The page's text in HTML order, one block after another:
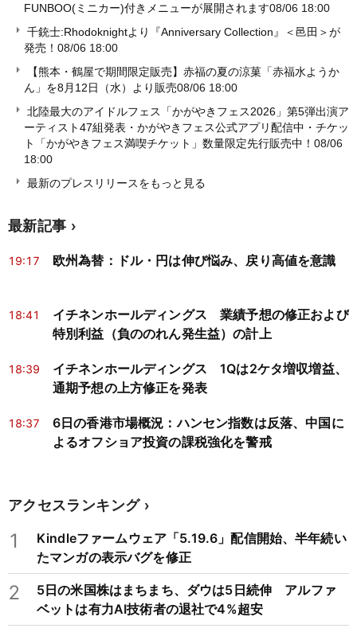
FUNBOO(ミニカー)付きメニューが展開されます08/06 18:00
千銃士:Rhodoknightより『Anniversary Collection』＜邑田＞が
発売！ 08/06 18:00
【熊本・鶴屋で期間限定販売】赤福の夏の涼菓「赤福水ようか
ん」を8月12日（水）より販売08/06 18:00
北陸最大のアイドルフェス「かがやきフェス2026」第5弾出演ア
ーティスト47組発表・かがやきフェス公式アプリ配信中・チケッ
ト「かがやきフェス満喫チケット」数量限定先行販売中！ 08/06
18:00
最新のプレスリリースをもっと見る
最新記事
19:17 欧州為替：ドル・円は伸び悩み、戻り高値を意識
18:41
イチネンホールディングス 業績予想の修正および
特別利益（負ののれん発生益）の計上
18:39
イチネンホールディングス 1Qは2ケタ増収増益、
通期予想の上方修正を発表
18:37
6日の香港市場概況：ハンセン指数は反落、中国に
よるオフショア投資の課税強化を警戒
アクセスランキング
1
Kindleファームウェア「5.19.6」配信開始、半年続い
たマンガの表示バグを修正
2
5日の米国株はまちまち、ダウは5日続伸 アルファ
ベットは有力AI技術者の退社で4%超安